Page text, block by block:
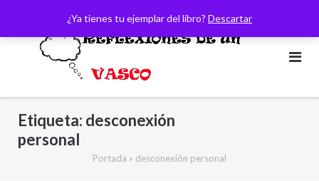
¿Ya tienes tu ejemplar del libro? Descartar
contenido
Etiqueta: desconexión
personal
Portada » desconexión personal